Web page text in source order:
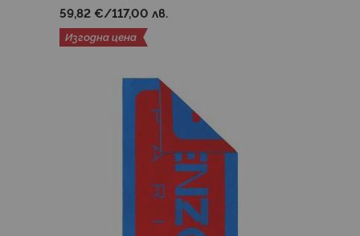
59,82 €/117,00 лв.
Изгодна цена